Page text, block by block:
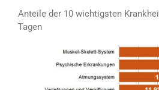
Anteile der 10 wichtigsten
Tagen